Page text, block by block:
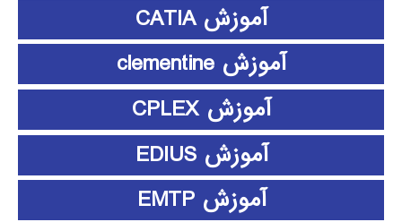
آموزش CATIA
آموزش clementine
آموزش CPLEX
آموزش EDIUS
آموزش EMTP